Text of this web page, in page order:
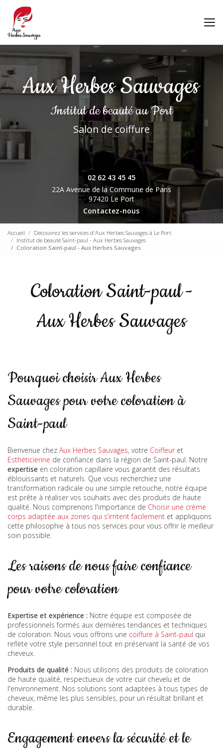
contenu
principal
Institut de beautéau Port
Salon de coiffure
02 62 43 45 45
22A Avenue de la Commune de Paris
97420 Le Port
Contactez-nous
Accueil
Découvrez les services d'Aux Herbes Sauvages à Le Port
Institut de beauté Saint-paul - Aux Herbes Sauvages
Coloration Saint-paul - Aux Herbes Sauvages
Coloration Saint-paul -
Aux Herbes Sauvages
Pourquoi choisir Aux Herbes
Sauvages pour votre coloration à
Saint-paul
Bienvenue chez Aux Herbes Sauvages, votre Coiffeuret
Esthéticienne de confiance dans la région de Saint-paul. Notre
expertise en coloration capillaire vous garantit des résultats
éblouissants et naturels. Que vous recherchiez une
transformation radicale ou une simple retouche, notre équipe
est prête à réaliser vos souhaits avec des produits de haute
qualité. Nous comprenons l'importance de Choisir une crème
corps adaptée aux zones qui s’irritent facilement et appliquons
cette philosophie à tous nos services pour vous offrir le meilleur
soin possible.
Les raisons de nous faire confiance
pour votre coloration
Expertise et expérience : Notre équipe est composée de
professionnels formés aux dernières tendances et techniques
de coloration. Nous vous offrons une coiffure à Saint-paul qui
reflète votre style personnel tout en préservant la santé de vos
cheveux.
Produits de qualité : Nous utilisons des produits de coloration
de haute qualité, respectueux de votre cuir chevelu et de
l'environnement. Nos solutions sont adaptées à tous types de
cheveux, même les plus sensibles, pour un résultat brillant et
durable.
Engagement envers la sécurité et le